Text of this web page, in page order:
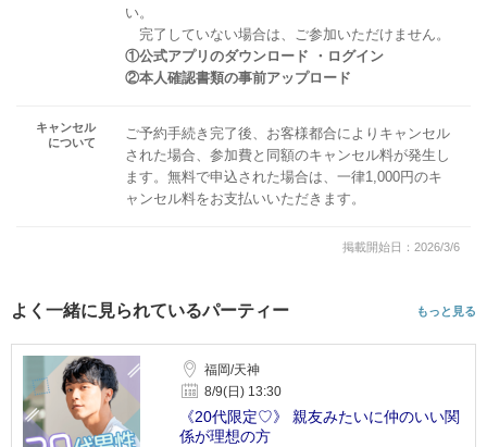
い。
完了していない場合は、ご参加いただけません。
①公式アプリのダウンロード ・ログイン
②本人確認書類の事前アップロード
キャンセル
について
ご予約手続き完了後、お客様都合によりキャンセル
された場合、参加費と同額のキャンセル料が発生し
ます。無料で申込された場合は、一律1,000円のキ
ャンセル料をお支払いいただきます。
掲載開始日：2026/3/6
よく一緒に見られているパーティー もっと見る
福岡/天神
8/9(日) 13:30
《20代限定♡》 親友みたいに仲のいい関
係が理想の方